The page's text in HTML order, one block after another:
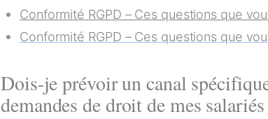
Conformité RGPD – Ces questions que
Conformité RGPD – Ces questions que
Dois-je prévoir un canal
demandes de droit de mes